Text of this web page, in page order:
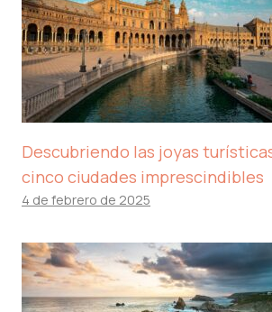
Descubriendo las joyas
cinco ciudades imprescindibles
4 de febrero de 2025